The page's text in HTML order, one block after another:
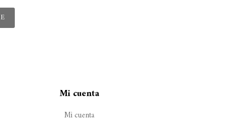
Mi cuenta
Mi cuenta